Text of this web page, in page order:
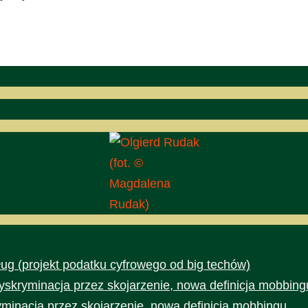
(fot. ©
Magdalena
Rudak)
(projekt podatku cyfrowego od big techów)
przez skojarzenie, nowa definicja